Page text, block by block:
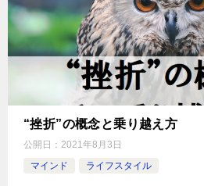
“挫折”の概念と乗り越え方
公開日： 2021年8月3日
マインド
ライフスタイル